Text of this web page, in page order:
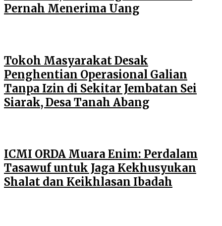
Pernah Menerima Uang
Tokoh Masyarakat Desak
Penghentian Operasional Galian
Tanpa Izin di Sekitar Jembatan Sei
Siarak, Desa Tanah Abang
ICMI ORDA Muara Enim: Perdalam
Tasawuf untuk Jaga Kekhusyukan
Shalat dan Keikhlasan Ibadah